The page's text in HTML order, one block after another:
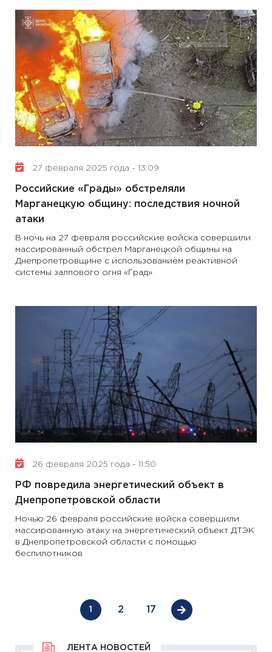
27 февраля 2025 года - 13:09
Российские «Грады» обстреляли
Марганецкую общину: последствия ночной
атаки
В ночь на 27 февраля российские войска совершили
массированный обстрел Марганецкой общины на
Днепропетровщине с использованием реактивной
системы залпового огня «Град»
26 февраля 2025 года - 11:50
РФ повредила энергетический объект в
Днепропетровской области
Ночью 26 февраля российские войска совершили
массированную атаку на энергетический объект ДТЭК
в Днепропетровской области с помощью
беспилотников
1 2 17
ЛЕНТА НОВОСТЕЙ